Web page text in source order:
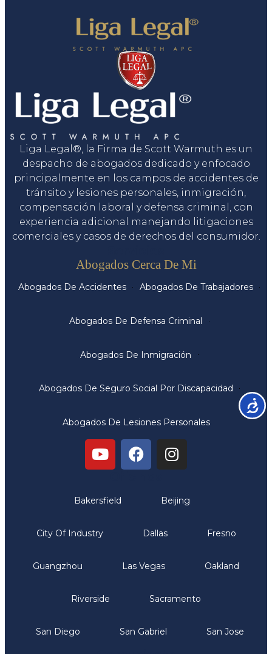
Liga Legal®, la Firma de Scott Warmuth es un
despacho de abogados dedicado y enfocado
principalmente en los campos de accidentes de
tránsito y lesiones personales, inmigración,
compensación laboral y defensa criminal, con
experiencia adicional manejando litigaciones
comerciales y casos de derechos del consumidor.
Abogados Cerca De Mi
Abogados De Accidentes Abogados De Trabajadores
Abogados De Defensa Criminal
Abogados De Inmigración
Abogados De Seguro Social Por Discapacidad
Abogados De Lesiones Personales
Bakersfield Beijing
City Of Industry Dallas Fresno
Guangzhou Las Vegas Oakland
Riverside Sacramento
San Diego San Gabriel San Jose